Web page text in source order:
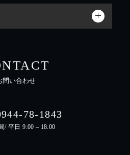
問い合わせ
78-1843
/ 平日 9:00 – 18:00